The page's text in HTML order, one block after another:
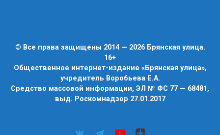
© Все права защищены 2014 — 2026 Брянская улица.
16+
Общественное интернет-издание «Брянская улица»,
учредитель Воробьева Е.А.
Средство массовой информации, ЭЛ № ФС 77 — 68481,
выд. Роскомнадзор 27.01.2017